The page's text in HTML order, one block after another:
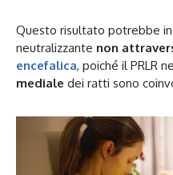
Questo risultato potrebbe
neutralizzante non
encefalica, poiché il PRLR
mediale dei ratti sono